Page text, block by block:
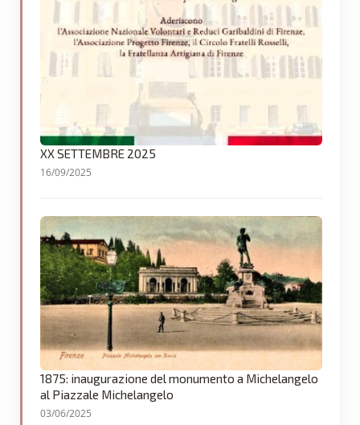
XX SETTEMBRE 2025
16/09/2025
1875: inaugurazione del monumento a Michelangelo
al Piazzale Michelangelo
03/06/2025